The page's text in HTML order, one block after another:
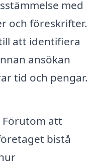
med
och föreskrifter.
att identifiera
ansökan
tid och pengar.
Förutom att
bistå